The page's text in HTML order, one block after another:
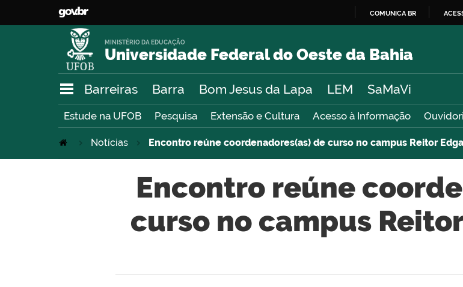
O
COMUNICA BR
Universidade Federal do Oeste da Bahia
MINISTÉRIO DA EDUCAÇÃO
Barreiras Barra Bom Jesus da Lapa LEM SaMaVi
Estude na UFOB Pesquisa Extensão e Cultura Acesso à Informação
Notícias Encontro reúne coordenadores(as) de curso no campus Reitor
Encontro reúne
curso no campus